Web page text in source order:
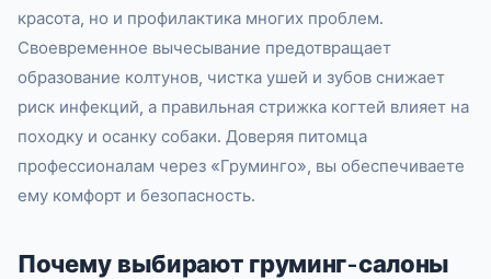
красота, но и профилактика многих проблем.
Своевременное вычесывание предотвращает
образование колтунов, чистка ушей и зубов снижает
риск инфекций, а правильная стрижка когтей влияет на
походку и осанку собаки. Доверяя питомца
профессионалам через «Груминго», вы обеспечиваете
ему комфорт и безопасность.
Почему выбирают груминг-салоны